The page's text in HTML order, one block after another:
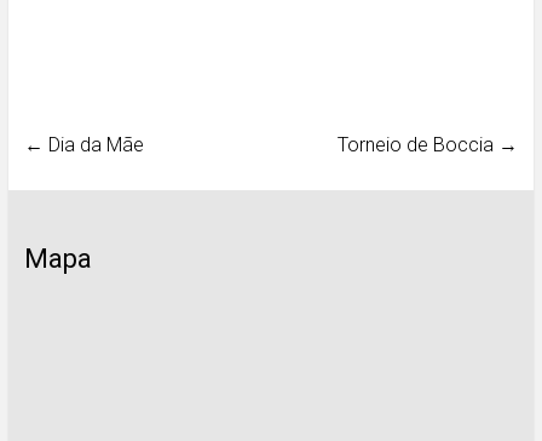
← Dia da Mãe Torneio de Boccia →
Mapa